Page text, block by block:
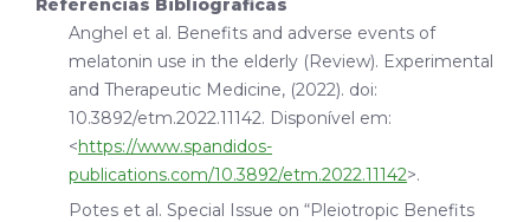
Referências Bibliográficas
Anghel et al. Benefits and adverse events of
melatonin use in the elderly (Review). Experimental
and Therapeutic Medicine, (2022). doi:
10.3892/etm.2022.11142. Disponível em:
<https://www.spandidos-
publications.com/10.3892/etm.2022.11142>.
Potes et al. Special Issue on “Pleiotropic Benefits